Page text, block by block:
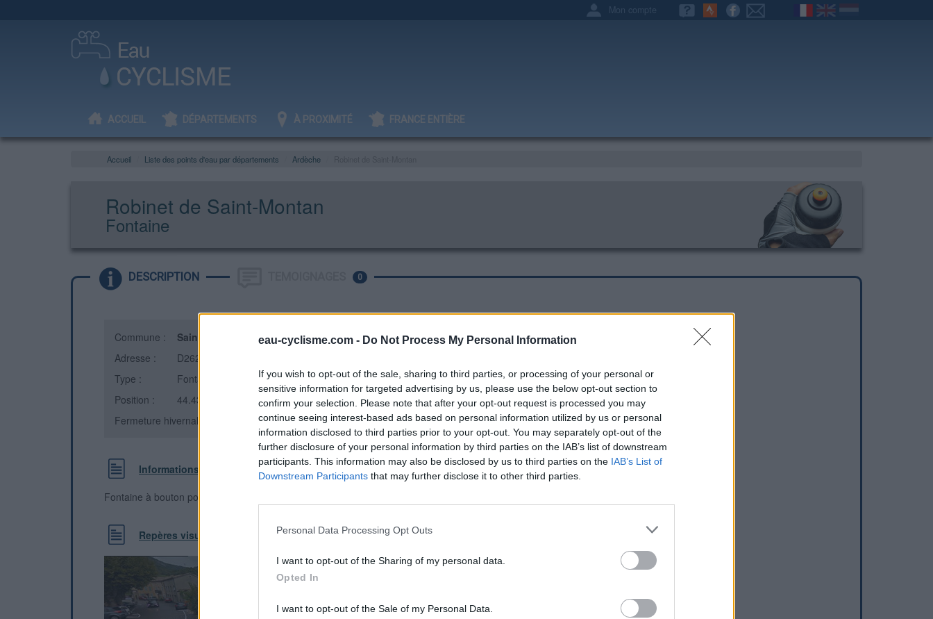
eau-cyclisme.com - Do Not Process My Personal Information
If you wish to opt-out of the sale, sharing to third parties, or processing of your personal or
sensitive information for targeted advertising by us, please use the below opt-out section to
confirm your selection. Please note that after your opt-out request is processed you may
continue seeing interest-based ads based on personal information utilized by us or personal
information disclosed to third parties prior to your opt-out. You may separately opt-out of the
further disclosure of your personal information by third parties on the IAB’s list of downstream
participants. This information may also be disclosed by us to third parties on the IAB’s List of
Downstream Participants that may further disclose it to other third parties.
Personal Data Processing Opt Outs
I want to opt-out of the Sharing of my personal data.
Opted In
I want to opt-out of the Sale of my Personal Data.
Mon compte
ACCUEIL DÉPARTEMENTS À PROXIMITÉ FRANCE ENTIÈRE
Accueil Liste des points d'eau par départements Ardèche
Robinet de Saint-Montan
Fontaine
DESCRIPTION 0
Commune : Saint-Montan
(Ardèche)
Adresse :
D262
Type :
Fontaine
Position :
44.439989°N, 4.624504°E
Fermeture hivernale : information inconnue
Informations complémentaires
Fontaine à bouton poussoir accolée au restaurant Le P'tit Bistrot.
Repères visuels
Afficher la carte